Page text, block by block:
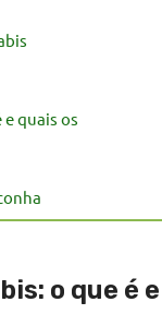
quais os
o que é e